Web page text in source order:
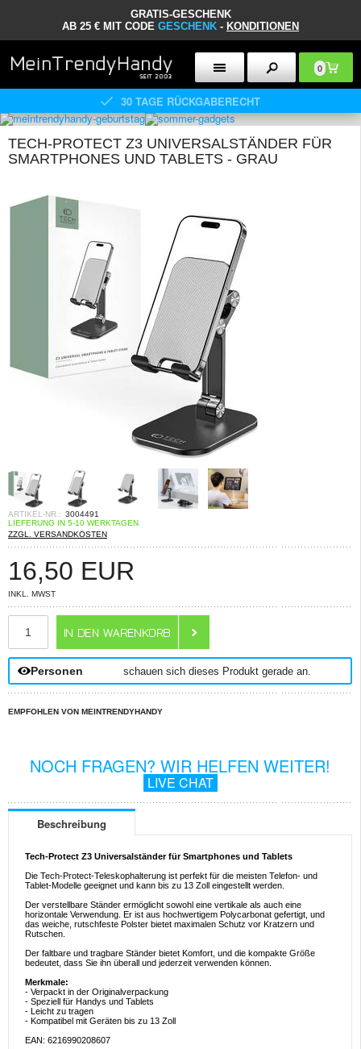
GRATIS-GESCHENK
AB 25 € MIT CODE GESCHENK - KONDITIONEN
0
30 TAGE RÜCKGABERECHT
TECH-PROTECT Z3 UNIVERSALSTÄNDER FÜR
SMARTPHONES UND TABLETS - GRAU
ARTIKEL-NR.: 3004491
LIEFERUNG IN 5-10 WERKTAGEN
ZZGL. VERSANDKOSTEN
16,50 EUR
INKL. MWST
Personen schauen sich dieses Produkt gerade an.
EMPFOHLEN VON MEINTRENDYHANDY
NOCH FRAGEN? WIR HELFEN WEITER!
LIVE CHAT
Beschreibung
Tech-Protect Z3 Universalständer für Smartphones und Tablets
Die Tech-Protect-Teleskophalterung ist perfekt für die meisten Telefon- und
Tablet-Modelle geeignet und kann bis zu 13 Zoll eingestellt werden.
Der verstellbare Ständer ermöglicht sowohl eine vertikale als auch eine
horizontale Verwendung. Er ist aus hochwertigem Polycarbonat gefertigt, und
das weiche, rutschfeste Polster bietet maximalen Schutz vor Kratzern und
Rutschen.
Der faltbare und tragbare Ständer bietet Komfort, und die kompakte Größe
bedeutet, dass Sie ihn überall und jederzeit verwenden können.
Merkmale:
- Verpackt in der Originalverpackung
- Speziell für Handys und Tablets
- Leicht zu tragen
- Kompatibel mit Geräten bis zu 13 Zoll
EAN: 6216990208607